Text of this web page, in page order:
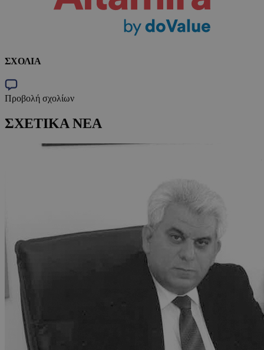
ΣΧΟΛΙΑ
Προβολή σχολίων
ΣΧΕΤΙΚΑ ΝΕΑ